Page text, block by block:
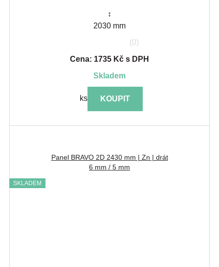
↕
2030 mm
(0)
Cena: 1735 Kč s DPH
skladem
ks KOUPIT
Panel BRAVO 2D 2430 mm | Zn | drát
6 mm / 5 mm
SKLADEM